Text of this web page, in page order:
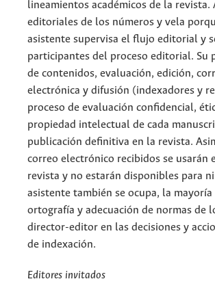
lineamientos académicos de la
editoriales de los números y vela
asistente supervisa el flujo editorial y
participantes del proceso editorial. Su
de contenidos, evaluación, edición,
electrónica y difusión (indexadores y
proceso de evaluación confidencial,
propiedad intelectual de cada
publicación definitiva en la revista.
correo electrónico recibidos se usarán
revista y no estarán disponibles para
asistente también se ocupa, la
ortografía y adecuación de normas de
director-editor en las decisiones y
de indexación.
Editores invitados